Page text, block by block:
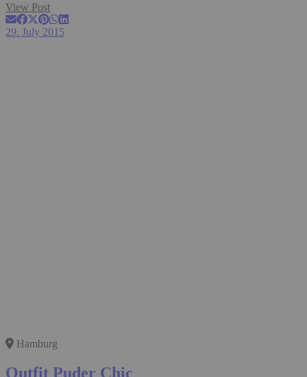
View Post
29. July 2015
Hamburg
Outfit Puder Chic